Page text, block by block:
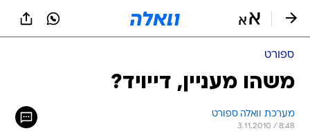
ספורט
משהו מעניין, דייויד?
מערכת וואלה ספורט
3.11.2010 / 8:48